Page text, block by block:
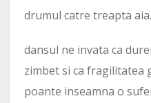
drumul catre treapta aia.
dansul ne invata ca
zimbet si ca fragilitatea
poante inseamna o